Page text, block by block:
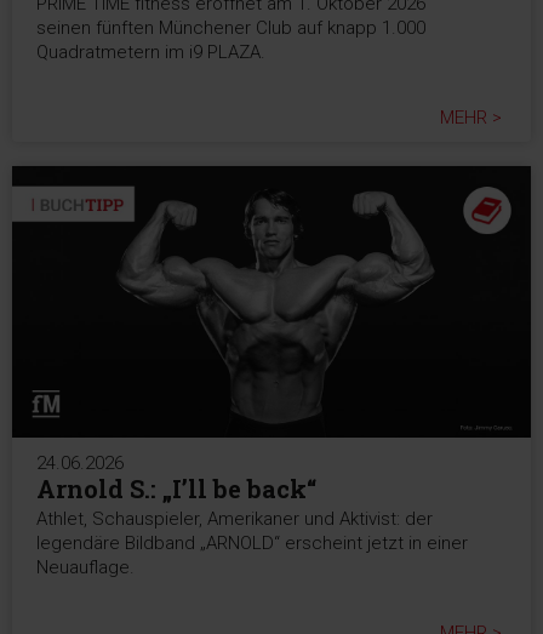
seinen fünften Münchener Club auf knapp 1.000
Quadratmetern im i9 PLAZA.
MEHR >
24.06.2026
Arnold S.: „I’ll be back“
Athlet, Schauspieler, Amerikaner und Aktivist: der
legendäre Bildband „ARNOLD“ erscheint jetzt in einer
Neuauflage.